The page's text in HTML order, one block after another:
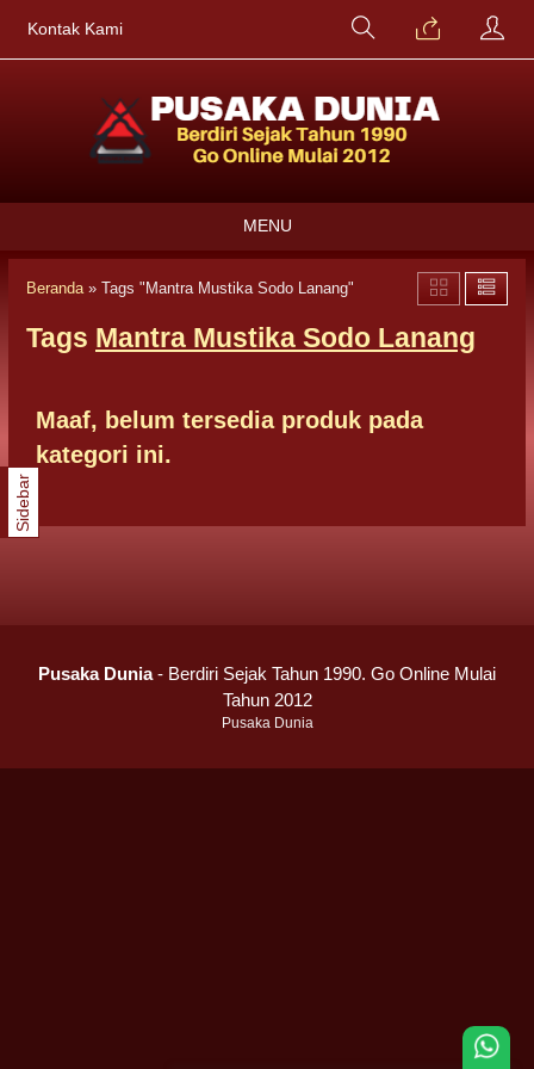
Kontak Kami
MENU
Beranda» Tags "Mantra Mustika Sodo Lanang"
Tags Mantra Mustika Sodo Lanang
Maaf, belum tersedia produk pada
kategori ini.
Sidebar
Pusaka Dunia- Berdiri Sejak Tahun 1990. Go Online Mulai
Tahun 2012
Pusaka Dunia